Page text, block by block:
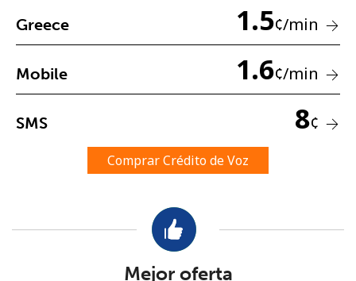
Mínimo 8 caracteres
Una letra mayúscula y una minúscula
Un caracter especial
Mantente en contacto para recibir nuestras mejores
Greece 1.5¢/min
Mobile 1.6¢/min
SMS 8¢
Comprar Crédito de Voz
Mejor oferta